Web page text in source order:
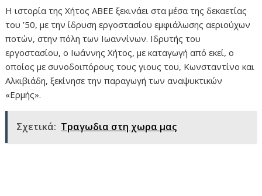
Η ιστορία της Χήτος ΑΒΕΕ ξεκινάει στα μέσα της δεκαετίας
του ’50, με την ίδρυση εργοστασίου εμφιάλωσης αεριούχων
ποτών, στην πόλη των Ιωαννίνων. Ιδρυτής του
εργοστασίου, ο Ιωάννης Χήτος, με καταγωγή από εκεί, ο
οποίος με συνοδοιπόρους τους γιους του, Κωνσταντίνο και
Αλκιβιάδη, ξεκίνησε την παραγωγή των αναψυκτικών
«Ερμής».
Σχετικά: Τpαγωδια στη χωρα μας